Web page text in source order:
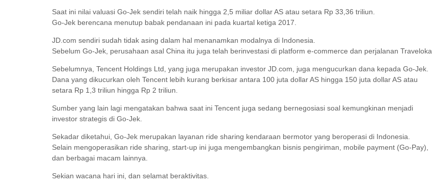
Saat ini nilai valuasi Go-Jek sendiri telah naik hingga 2,5 miliar dollar AS atau setara Rp 33,36 triliun.
Go-Jek berencana menutup babak pendanaan ini pada kuartal ketiga 2017.
JD.com sendiri sudah tidak asing dalam hal menanamkan modalnya di Indonesia.
Sebelum Go-Jek, perusahaan asal China itu juga telah berinvestasi di platform e-commerce dan perjalanan Traveloka.
Sebelumnya, Tencent Holdings Ltd, yang juga merupakan investor JD.com, juga mengucurkan dana kepada Go-Jek.
Dana yang dikucurkan oleh Tencent lebih kurang berkisar antara 100 juta dollar AS hingga 150 juta dollar AS atau
setara Rp 1,3 triliun hingga Rp 2 triliun.
Sumber yang lain lagi mengatakan bahwa saat ini Tencent juga sedang bernegosiasi soal kemungkinan menjadi
investor strategis di Go-Jek.
Sekadar diketahui, Go-Jek merupakan layanan ride sharing kendaraan bermotor yang beroperasi di Indonesia.
Selain mengoperasikan ride sharing, start-up ini juga mengembangkan bisnis pengiriman, mobile payment (Go-Pay),
dan berbagai macam lainnya.
Sekian wacana hari ini, dan selamat beraktivitas.